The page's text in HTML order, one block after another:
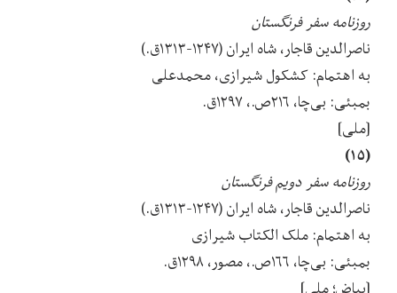
روزنامه سفر فرنگستان
ناصرالدین قاجار، شاه ایران (۱۲۴۷-۱۳۱۳ق.)
به اهتمام: کشکول شیرازی، محمدعلی
بمبئی: بی‌چا، ۲۱۶ص.، ۱۲۹۷ق.
[ملی]
(۱۵)
روزنامه سفر دویم فرنگستان
ناصرالدین قاجار، شاه ایران (۱۲۴۷-۱۳۱۳ق.)
به اهتمام: ملک الکتاب شیرازی
بمبئی: بی‌چا، ۱۶۶ص.، مصور، ۱۲۹۸ق.